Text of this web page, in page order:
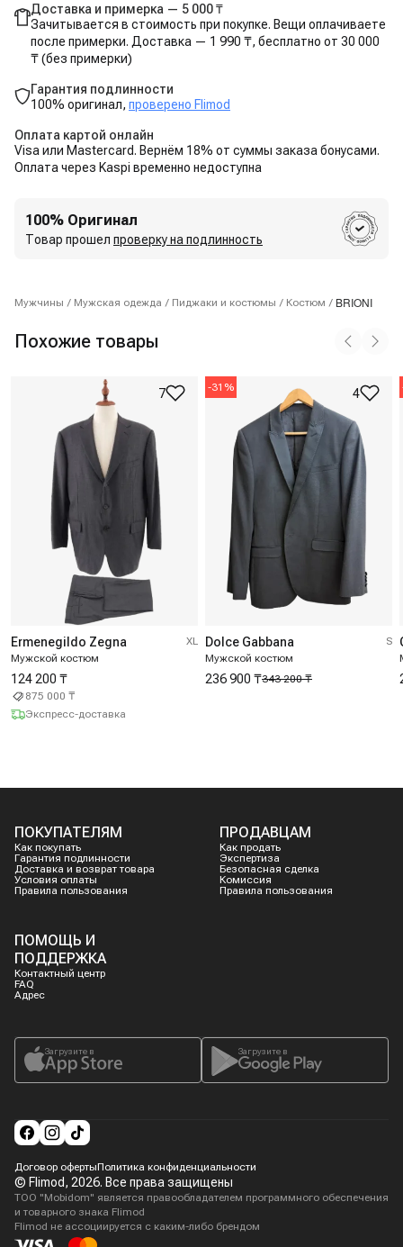
Доставка и примерка — 5 000 ₸
Зачитывается в стоимость при покупке. Вещи оплачиваете
после примерки. Доставка — 1 990 ₸, бесплатно от 30 000
₸ (без примерки)
Гарантия подлинности
100% оригинал, проверено Flimod
Оплата картой онлайн
Visa или Mastercard. Вернём 18% от суммы заказа бонусами.
Оплата через Kaspi временно недоступна
100% Оригинал
Товар прошел проверку на подлинность
Мужчины / Мужская одежда / Пиджаки и костюмы / Костюм / BRIONI
Похожие товары
7
Ermenegildo Zegna
Мужской костюм
XL
124 200 ₸
875 000 ₸
Экспресс-доставка
-31 % 4
Dolce Gabbana
Мужской костюм
S
343 200 ₸
236 900 ₸
ПОКУПАТЕЛЯМ
Как покупать
Гарантия подлинности
Доставка и возврат товара
Условия оплаты
Правила пользования
ПРОДАВЦАМ
Как продать
Экспертиза
Безопасная сделка
Комиссия
Правила пользования
ПОМОЩЬ И
ПОДДЕРЖКА
Контактный центр
FAQ
Адрес
Загрузите в Загрузите в
Договор офертыПолитика конфиденциальности
© Flimod, 2026. Все права защищены
ТОО "Mobidom" является правообладателем программного обеспечения
и товарного знака Flimod
Flimod не ассоциируется с каким-либо брендом